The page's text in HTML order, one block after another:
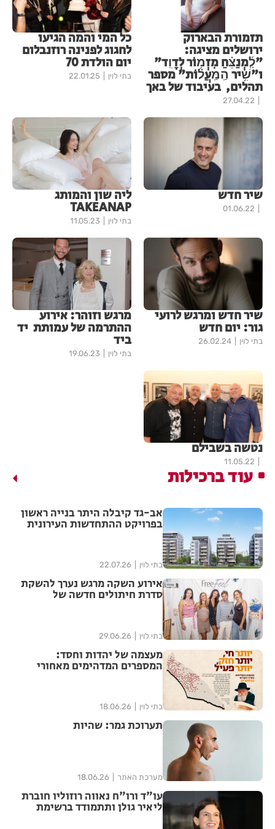
תזמורת הבארוק
ירושלים מציגה:
"לַֽ֜מְנַצֵּ֗חַ מִזְמ֥וֹר לְדָוִֽד"
ו"שִׁ֥יר הַֽמַּֽעֲל֗וֹת" מספר
תהלים, בעיבוד של באך
27.04.22
כל המי והמה הגיעו
לחגוג לפנינה רוזנבלום
יום הולדת 70
בתי לוין 22.01.25
שיר חדש
01.06.22
ליה שון והמותג
TAKEANAP
בתי לוין 11.05.23
שיר חדש ומרגש לרועי
גור: יום חדש
בתי לוין 26.02.24
מרגש וזוהר: אירוע
ההתרמה של עמותת יד
ביד
בתי לוין 19.06.23
נטשה בשבילם
11.05.22
עוד ברכילות
אב-גד קיבלה היתר בנייה ראשון
בפרויקט ההתחדשות העירונית
בתי לוין 22.07.26
אירוע השקה מרגש נערך להשקת
סדרת חיתולים חדשה של
בתי לוין 29.06.26
מעצמה של יהדות וחסד:
המספרים המדהימים מאחורי
בתי לוין 18.06.26
תערוכת גמר: שהיות
מערכת האתר 18.06.26
עו"ד ורו"ח נאווה רוזוליו חוברת
ליאיר גולן ותתמודד ברשימת